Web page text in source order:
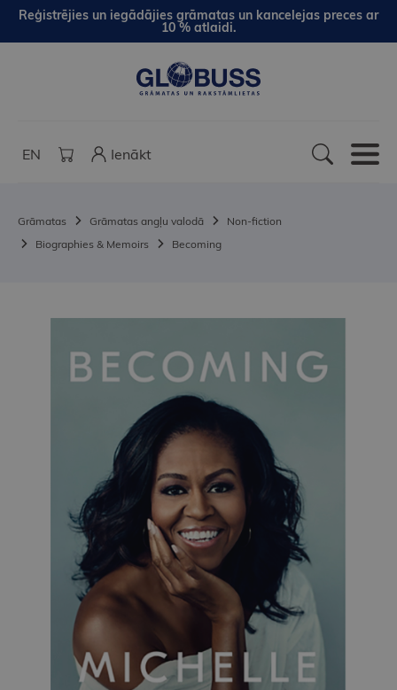
Reģistrējies un iegādājies grāmatas un kancelejas preces ar
10 % atlaidi.
EN Ienākt
Grāmatas Grāmatas angļu valodā
Non-fiction
Biographies & Memoirs
Becoming